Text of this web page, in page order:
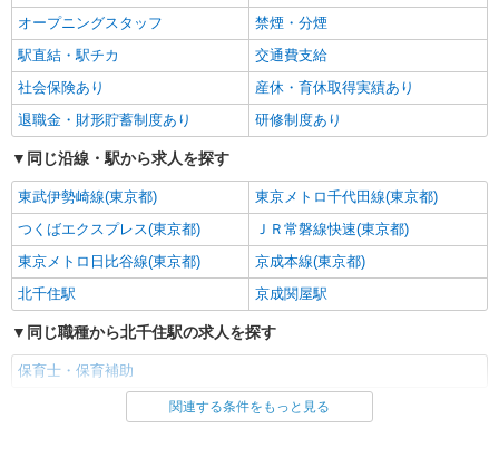
オープニングスタッフ
禁煙・分煙
駅直結・駅チカ
交通費支給
社会保険あり
産休・育休取得実績あり
退職金・財形貯蓄制度あり
研修制度あり
同じ沿線・駅から求人を探す
東武伊勢崎線(東京都)
東京メトロ千代田線(東京都)
つくばエクスプレス(東京都)
ＪＲ常磐線快速(東京都)
東京メトロ日比谷線(東京都)
京成本線(東京都)
北千住駅
京成関屋駅
同じ職種から北千住駅の求人を探す
保育士・保育補助
同じ雇用形態から北千住駅の求人を探す
関連する条件をもっと見る